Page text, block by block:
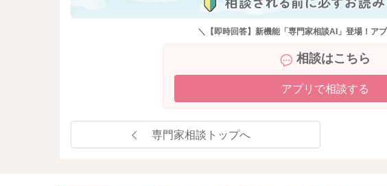
＼【即時回答】新機能「専門家相談AI」登場！ア
相談はこちら
アプリで相談する
専門家相談トップへ